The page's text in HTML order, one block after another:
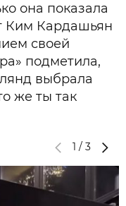
она показала
Ким Кардашьян
своей
подметила,
выбрала
же ты так
1 / 3